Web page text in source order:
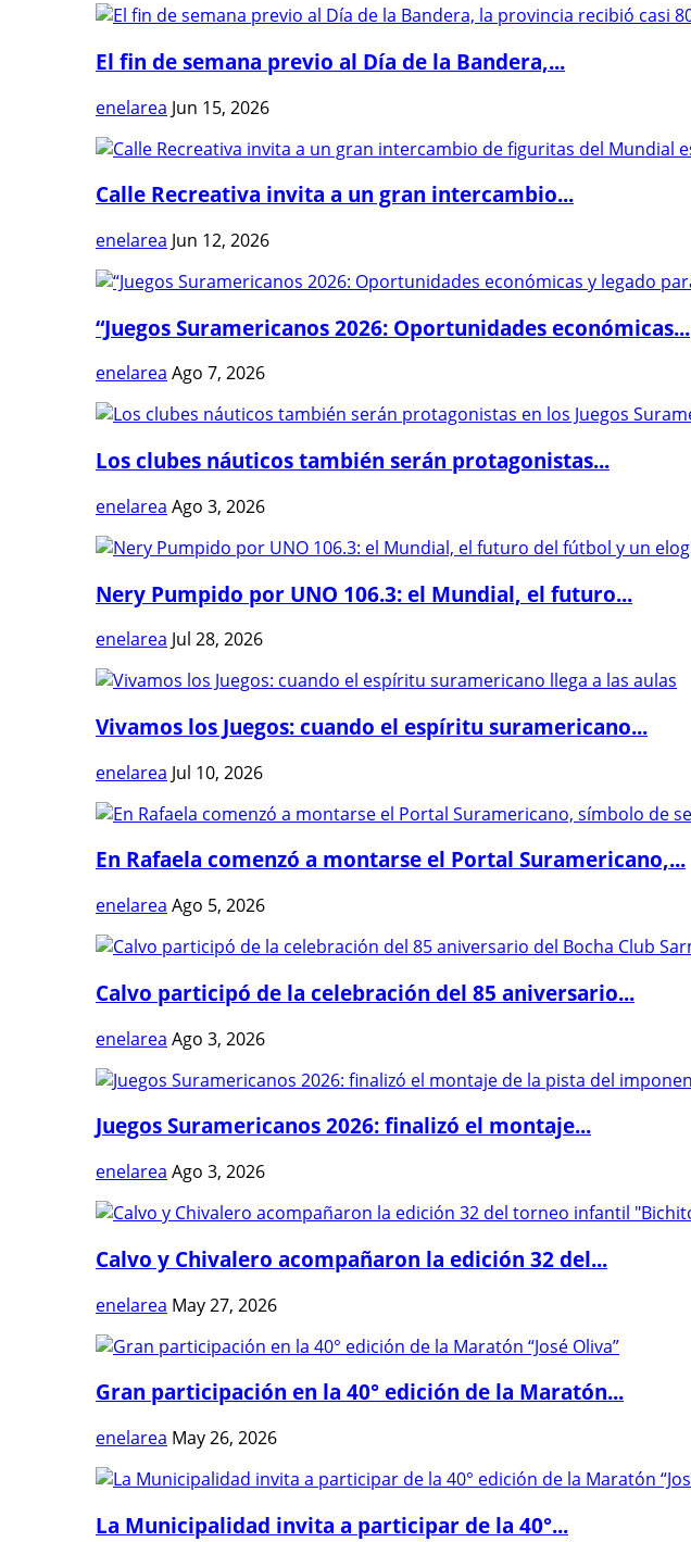
El fin de semana previo al Día de la Bandera,...
enelarea Jun 15, 2026
Calle Recreativa invita a un gran intercambio...
enelarea Jun 12, 2026
“Juegos Suramericanos 2026: Oportunidades económicas...
enelarea Ago 7, 2026
Los clubes náuticos también serán protagonistas...
enelarea Ago 3, 2026
Nery Pumpido por UNO 106.3: el Mundial, el futuro...
enelarea Jul 28, 2026
Vivamos los Juegos: cuando el espíritu suramericano...
enelarea Jul 10, 2026
En Rafaela comenzó a montarse el Portal Suramericano,...
enelarea Ago 5, 2026
Calvo participó de la celebración del 85 aniversario...
enelarea Ago 3, 2026
Juegos Suramericanos 2026: finalizó el montaje...
enelarea Ago 3, 2026
Calvo y Chivalero acompañaron la edición 32 del...
enelarea May 27, 2026
Gran participación en la 40° edición de la Maratón...
enelarea May 26, 2026
La Municipalidad invita a participar de la 40°...